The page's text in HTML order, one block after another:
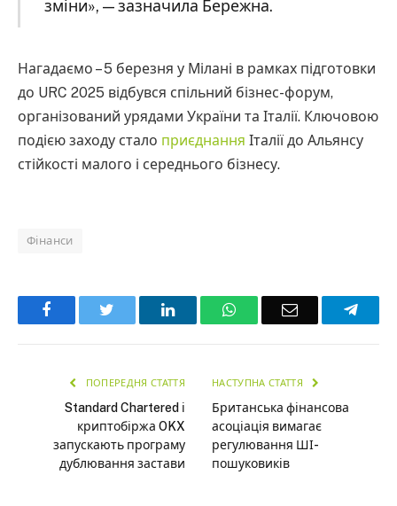
зміни», — зазначила Бережна.
Нагадаємо – 5 березня у Мілані в рамках підготовки
до URC 2025 відбувся спільний бізнес-форум,
організований урядами України та Італії. Ключовою
подією заходу стало приєднання Італії до Альянсу
стійкості малого і середнього бізнесу.
Фінанси
Facebook LinkedInWhatsAppEmail
ПОПЕРЕДНЯ СТАТТЯ
Standard Chartered і
криптобіржа OKX
запускають програму
дублювання застави
НАСТУПНА СТАТТЯ
Британська фінансова
асоціація вимагає
регулювання ШІ-
пошуковиків